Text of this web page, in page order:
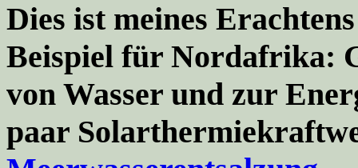
Dies ist meines
Beispiel für Nordafrika:
von Wasser und zur
paar